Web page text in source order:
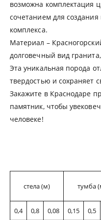
возможна комплектация
сочетанием для
комплекса.
Материал –
долговечный вид
Эта уникальная порода
твердостью и сохраняет
Закажите в Краснодаре
памятник, чтобы
человеке!
стела (м) тумба
0,4 0,8 0,08 0,15 0,5